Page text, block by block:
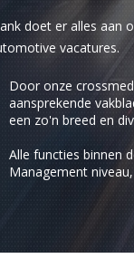
doet er alles aan
vacatures.
Door onze
aansprekende
een zo'n breed en
Alle functies binnen
Management